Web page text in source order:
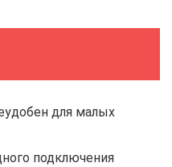
для малых
подключения